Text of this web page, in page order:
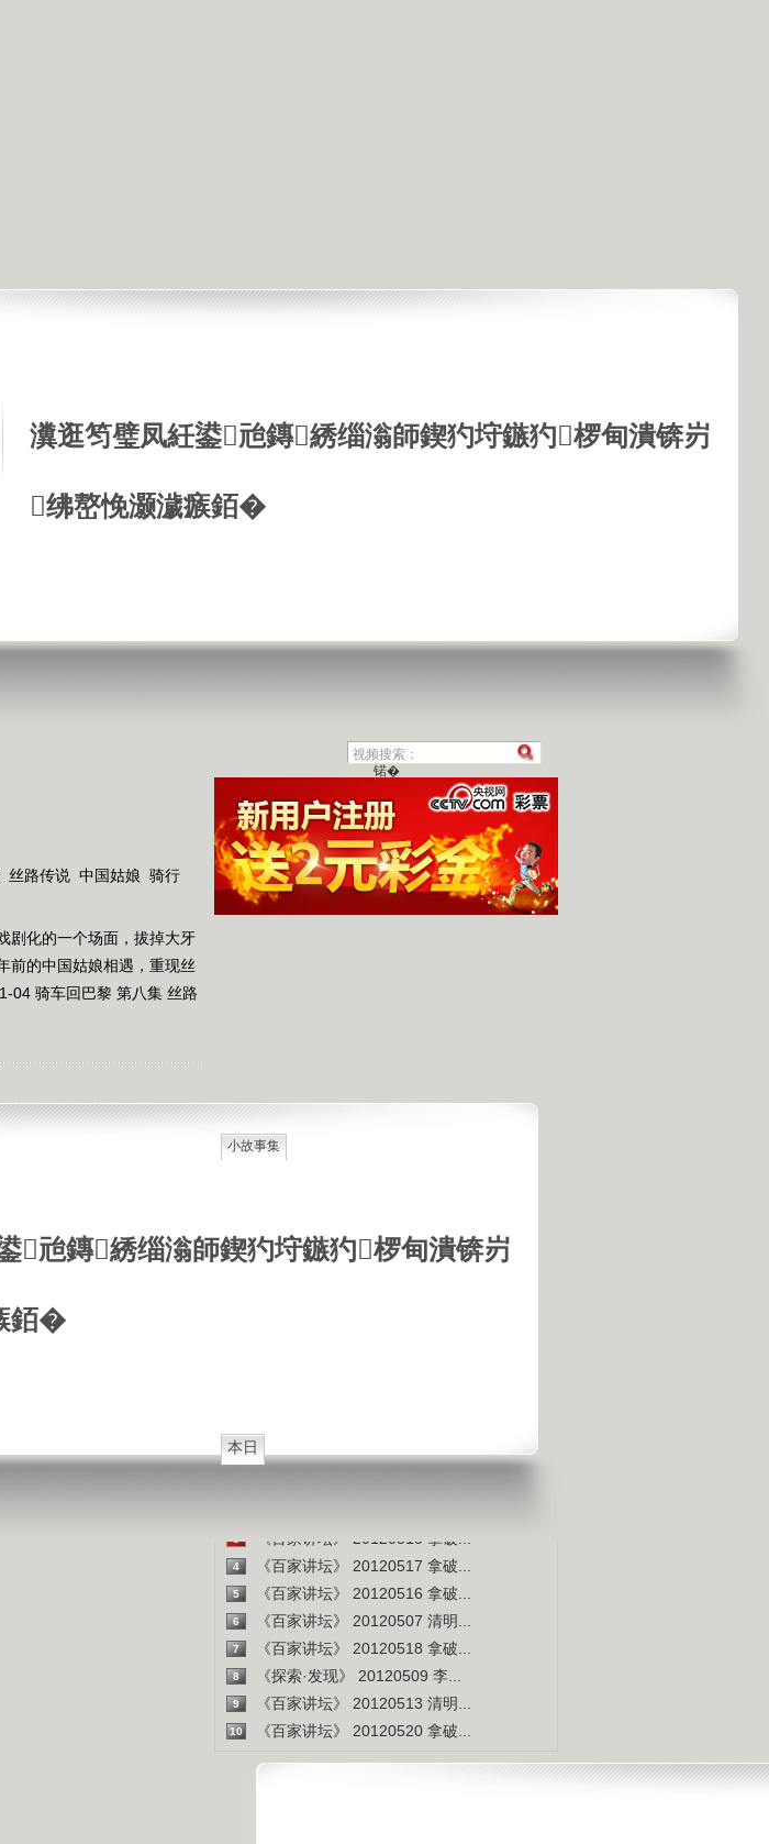
瀵逛笉璧凤紝鍙兘鏄綉缁滃師鍥犳垨鏃犳椤甸潰锛岃
绋嶅悗灏濊瘯銆�
丝路传说 中国姑娘 骑行
剧化的一个场面，拔掉大牙
前的中国姑娘相遇，重现丝
04 骑车回巴黎 第八集 丝路
兘鏄綉缁滃師鍥犳垨鏃犳椤甸潰锛岃
銆�
锘�
小故事集
接触到18号机库最高机密的打字员
本日
《百家讲坛》 20120515 拿破...
4 《百家讲坛》 20120517 拿破...
5 《百家讲坛》 20120516 拿破...
6 《百家讲坛》 20120507 清明...
7 《百家讲坛》 20120518 拿破...
8 《探索·发现》 20120509 李...
9 《百家讲坛》 20120513 清明...
10 《百家讲坛》 20120520 拿破...